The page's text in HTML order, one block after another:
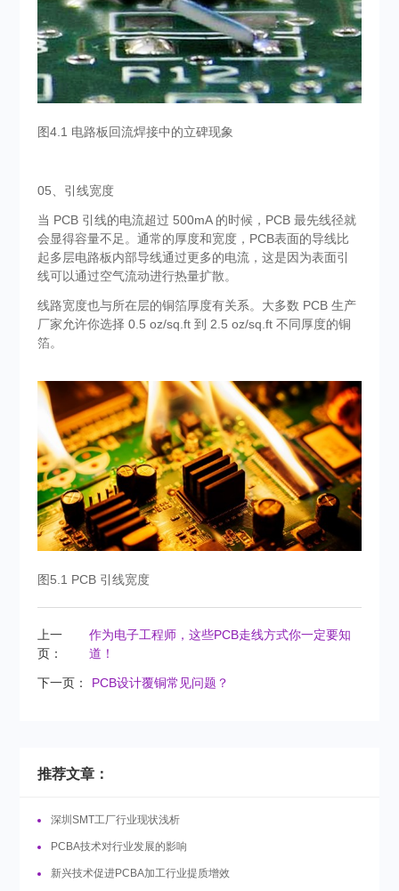
图4.1 电路板回流焊接中的立碑现象
05、引线宽度
当 PCB 引线的电流超过 500mA 的时候，PCB 最先线径就
会显得容量不足。通常的厚度和宽度，PCB表面的导线比
起多层电路板内部导线通过更多的电流，这是因为表面引
线可以通过空气流动进行热量扩散。
线路宽度也与所在层的铜箔厚度有关系。大多数 PCB 生产
厂家允许你选择 0.5 oz/sq.ft 到 2.5 oz/sq.ft 不同厚度的铜
箔。
图5.1 PCB 引线宽度
上一
页：
作为电子工程师，这些PCB走线方式你一定要知
道！
下一页： PCB设计覆铜常见问题？
推荐文章：
深圳SMT工厂行业现状浅析
PCBA技术对行业发展的影响
新兴技术促进PCBA加工行业提质增效